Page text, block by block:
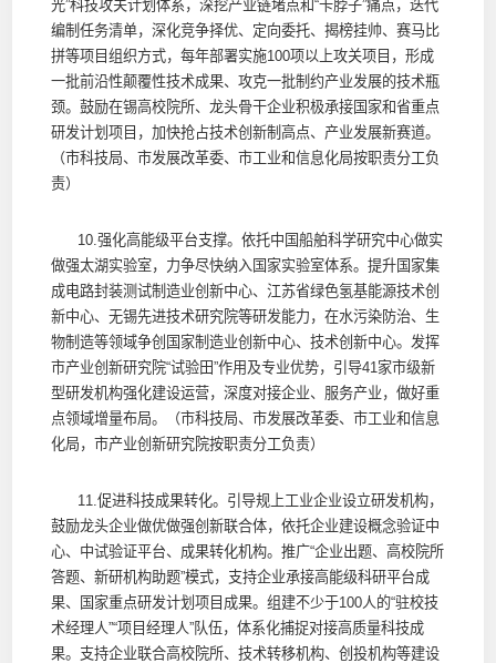
光”科技攻关计划体系，深挖产业链堵点和“卡脖子”痛点，迭代
编制任务清单，深化竞争择优、定向委托、揭榜挂帅、赛马比
拼等项目组织方式，每年部署实施100项以上攻关项目，形成
一批前沿性颠覆性技术成果、攻克一批制约产业发展的技术瓶
颈。鼓励在锡高校院所、龙头骨干企业积极承接国家和省重点
研发计划项目，加快抢占技术创新制高点、产业发展新赛道。
（市科技局、市发展改革委、市工业和信息化局按职责分工负
责）
10.强化高能级平台支撑。依托中国船舶科学研究中心做实
做强太湖实验室，力争尽快纳入国家实验室体系。提升国家集
成电路封装测试制造业创新中心、江苏省绿色氢基能源技术创
新中心、无锡先进技术研究院等研发能力，在水污染防治、生
物制造等领域争创国家制造业创新中心、技术创新中心。发挥
市产业创新研究院“试验田”作用及专业优势，引导41家市级新
型研发机构强化建设运营，深度对接企业、服务产业，做好重
点领域增量布局。（市科技局、市发展改革委、市工业和信息
化局，市产业创新研究院按职责分工负责）
11.促进科技成果转化。引导规上工业企业设立研发机构，
鼓励龙头企业做优做强创新联合体，依托企业建设概念验证中
心、中试验证平台、成果转化机构。推广“企业出题、高校院所
答题、新研机构助题”模式，支持企业承接高能级科研平台成
果、国家重点研发计划项目成果。组建不少于100人的“驻校技
术经理人”“项目经理人”队伍，体系化捕捉对接高质量科技成
果。支持企业联合高校院所、技术转移机构、创投机构等建设